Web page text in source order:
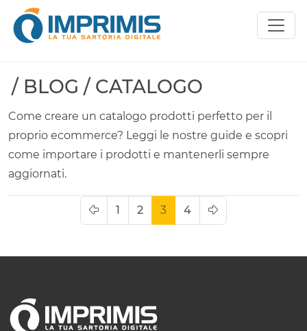
/ BLOG / CATALOGO
Come creare un catalogo prodotti perfetto per il
proprio ecommerce? Leggi le nostre guide e scopri
come importare i prodotti e mantenerli sempre
aggiornati.
1 2 3 4